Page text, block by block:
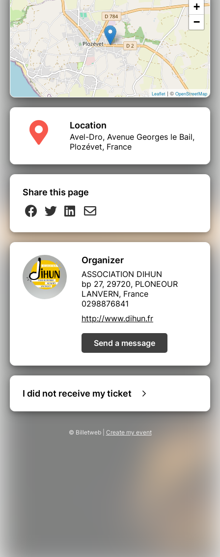
gardent espoir et tentent de s’échapper.
Opus 2 : De plus en plus de rien
Sur un petit îlot de terre, un endroit désert et
fort peu accueillant, une hyène tachetée
et un lombric terrestre discutent. Derniers
témoins du vivant, ils sentent la terre
disparaître sous leurs pattes...
Distribution
Conception, construction, jeu : Kristina
Dementeva et Pierre Dupont
Simon
Mentions légales
Coproduction : Festival MARTO
Soutiens : Ministère de la Culture - DRAC Ile-
de-France, Région Ile-de-France, Conseil
départemental du Val-de-Marne, Ville de
Fontenay-sous-Bois
+
−
Leaflet | © OpenStreetMap
Location
Avel-Dro, Avenue Georges le Bail,
Plozévet, France
Share this page
Organizer
ASSOCIATION DIHUN
bp 27, 29720, PLONEOUR
LANVERN, France
0298876841
http://www.dihun.fr
Send a message
I did not receive my ticket
© Billetweb | Create my event